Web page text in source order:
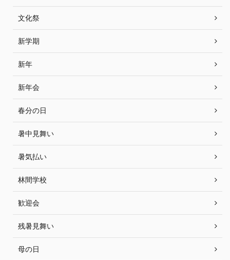
文化祭
新学期
新年
新年会
春分の日
暑中見舞い
暑気払い
林間学校
歓迎会
残暑見舞い
母の日